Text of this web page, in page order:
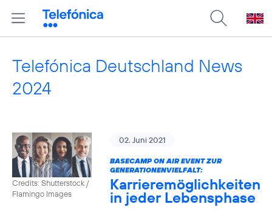
Telefónica Deutschland News
2024
Credits: Shutterstock /
Flamingo Images
02. Juni 2021
BASECAMP ON AIR EVENT ZUR
GENERATIONENVIELFALT:
Karrieremöglichkeiten
in jeder Lebensphase